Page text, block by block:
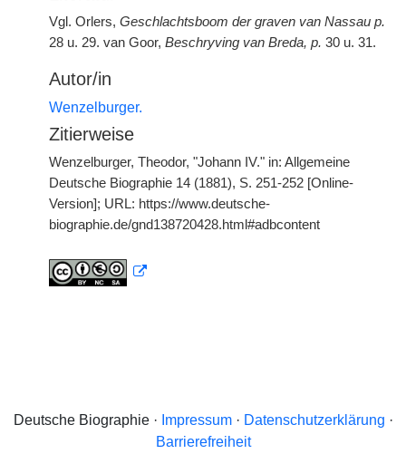
Vgl. Orlers, Geschlachtsboom der graven van Nassau p.
28 u. 29. van Goor, Beschryving van Breda, p. 30 u. 31.
Autor/in
Wenzelburger.
Zitierweise
Wenzelburger, Theodor, "Johann IV." in: Allgemeine
Deutsche Biographie 14 (1881), S. 251-252 [Online-
Version]; URL: https://www.deutsche-
biographie.de/gnd138720428.html#adbcontent
Deutsche Biographie · Impressum· Datenschutzerklärung ·
Barrierefreiheit